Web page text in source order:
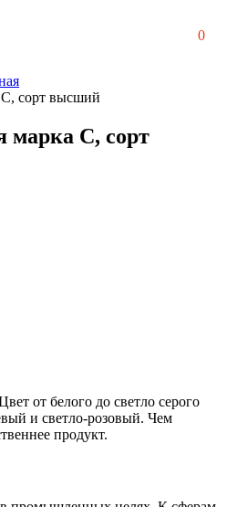
0
C, сорт высший
марка C, сорт
от белого до светло серого
и светло-розовый. Чем
продукт.